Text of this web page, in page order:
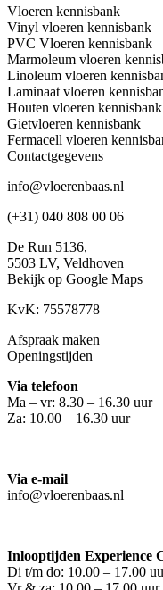
Vloeren kennisbank
Vinyl vloeren kennisbank
PVC Vloeren kennisbank
Marmoleum vloeren
Linoleum vloeren
Laminaat vloeren
Houten vloeren kennisbank
Gietvloeren kennisbank
Fermacell vloeren
Contactgegevens
info@vloerenbaas.nl
(+31) 040 808 00 06
De Run 5136,
5503 LV, Veldhoven
Bekijk op Google Maps
KvK: 75578778
Afspraak maken
Openingstijden
Via telefoon
Ma – vr: 8.30 – 16.30 uur
Za: 10.00 – 16.30 uur
Via e-mail
info@vloerenbaas.nl
Inlooptijden Experience
Di t/m do: 10.00 – 17.00